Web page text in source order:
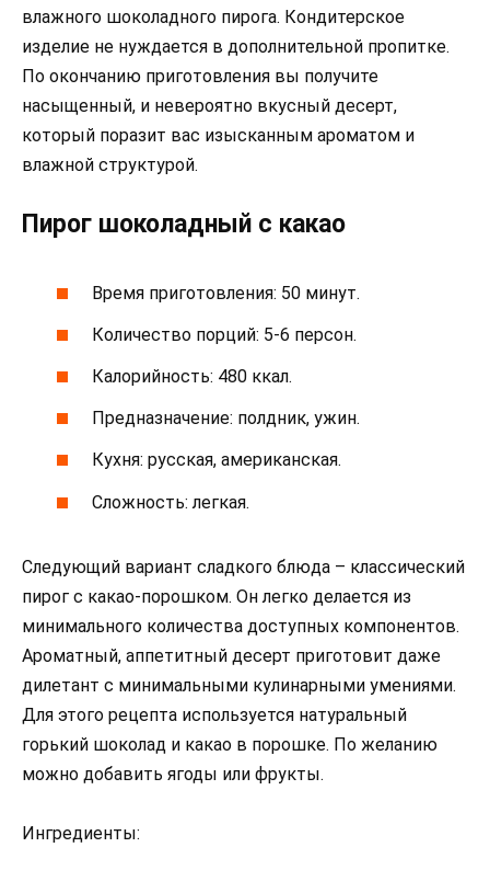
влажного шоколадного пирога. Кондитерское
изделие не нуждается в дополнительной пропитке.
По окончанию приготовления вы получите
насыщенный, и невероятно вкусный десерт,
который поразит вас изысканным ароматом и
влажной структурой.
Пирог шоколадный с какао
Время приготовления: 50 минут.
Количество порций: 5-6 персон.
Калорийность: 480 ккал.
Предназначение: полдник, ужин.
Кухня: русская, американская.
Сложность: легкая.
Следующий вариант сладкого блюда – классический
пирог с какао-порошком. Он легко делается из
минимального количества доступных компонентов.
Ароматный, аппетитный десерт приготовит даже
дилетант с минимальными кулинарными умениями.
Для этого рецепта используется натуральный
горький шоколад и какао в порошке. По желанию
можно добавить ягоды или фрукты.
Ингредиенты: